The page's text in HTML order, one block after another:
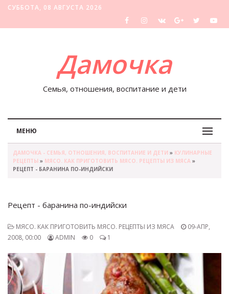
СУББОТА, 08 АВГУСТА 2026
Дамочка
Семья, отношения, воспитание и дети
МЕНЮ
ДАМОЧКА - СЕМЬЯ, ОТНОШЕНИЯ, ВОСПИТАНИЕ И ДЕТИ » КУЛИНАРНЫЕ
РЕЦЕПТЫ » МЯСО. КАК ПРИГОТОВИТЬ МЯСО. РЕЦЕПТЫ ИЗ МЯСА »
РЕЦЕПТ - БАРАНИНА ПО-ИНДИЙСКИ
Рецепт - баранина по-индийски
МЯСО. КАК ПРИГОТОВИТЬ МЯСО. РЕЦЕПТЫ ИЗ МЯСА
09-АПР,
2008, 00:00
ADMIN 0 1